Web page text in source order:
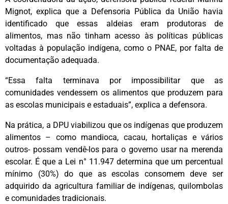
Mignot, explica que a Defensoria Pública da União havia
identificado que essas aldeias eram produtoras de
alimentos, mas não tinham acesso às políticas públicas
voltadas à população indígena, como o PNAE, por falta de
documentação adequada.
“Essa falta terminava por impossibilitar que as
comunidades vendessem os alimentos que produzem para
as escolas municipais e estaduais”, explica a defensora.
Na prática, a DPU viabilizou que os indígenas que produzem
alimentos – como mandioca, cacau, hortaliças e vários
outros- possam vendê-los para o governo usar na merenda
escolar. É que a Lei n° 11.947 determina que um percentual
mínimo (30%) do que as escolas consomem deve ser
adquirido da agricultura familiar de indígenas, quilombolas
e comunidades tradicionais.